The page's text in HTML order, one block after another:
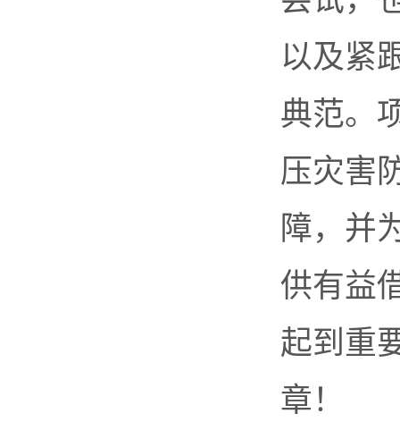
以及紧
典范。
压灾害
障，并
供有益
起到重
章！